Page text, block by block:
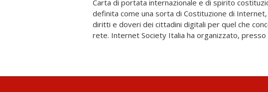
Carta di portata internazionale e di spirito
definita come una sorta di Costituzione di Internet,
diritti e doveri dei cittadini digitali per quel che
rete. Internet Society Italia ha organizzato, presso
contributi di giovani attivisti, esperti e
ricordato l'impegno dell'illustre giurista
proponendo un focus di approfondimento sui